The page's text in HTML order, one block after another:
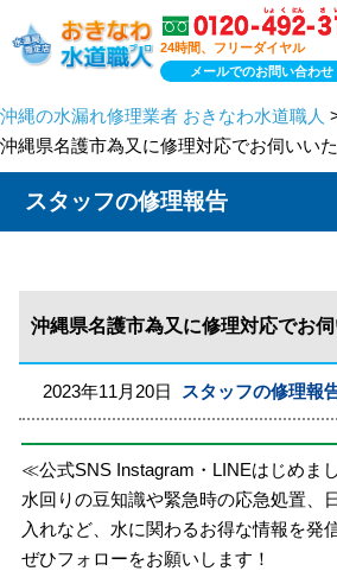
24時間、フリーダイヤル
メールでのお問い合わせ
沖縄の水漏れ修理業者 おきなわ水道職人
沖縄県名護市為又に修理対応でお伺いい
スタッフの修理報告
沖縄県名護市為又に修理対応でお
2023年11月20日 スタッフの修理報
≪公式SNS Instagram・LINEはじめま
水回りの豆知識や緊急時の応急処置、
入れなど、水に関わるお得な情報を発
ぜひフォローをお願いします！